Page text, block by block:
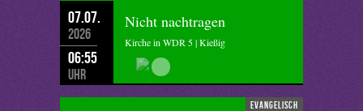
07.07.
2026
06:55
Uhr
Nicht nachtragen
Kirche in WDR 5 | Kießig
evangelisch